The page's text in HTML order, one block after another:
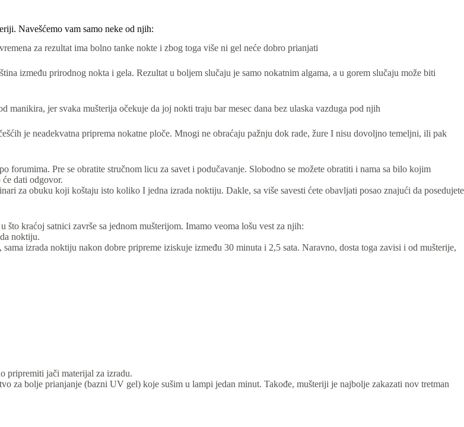
Navešćemo vam samo neke od njih:
za rezultat ima bolno tanke nokte i zbog toga više ni gel neće dobro prianjati
između prirodnog nokta i gela. Rezultat u boljem slučaju je samo nokatnim algama, a u gorem slučaju može biti
jer svaka mušterija očekuje da joj nokti traju bar mesec dana bez ulaska vazduga pod njih
je neadekvatna priprema nokatne ploče. Mnogi ne obraćaju pažnju dok rade, žure I nisu dovoljno temeljni, ili pak
Pre se obratite stručnom licu za savet i podučavanje. Slobodno se možete obratiti i nama sa bilo kojim
dati odgovor.
za obuku koji koštaju isto koliko I jedna izrada noktiju. Dakle, sa više savesti ćete obavljati posao znajući da posedujete
kraćoj satnici završe sa jednom mušterijom. Imamo veoma lošu vest za njih:
noktiju.
izrada noktiju nakon dobre pripreme iziskuje između 30 minuta i 2,5 sata. Naravno, dosta toga zavisi i od mušterije,
pripremiti jači materijal za izradu.
za bolje prianjanje (bazni UV gel) koje sušim u lampi jedan minut. Takođe, mušteriji je najbolje zakazati nov tretman